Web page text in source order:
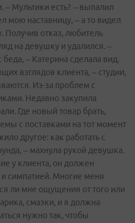
Мультики есть? – выпалил
мою наставницу, – а то видел
Получив отказ, любитель
на девушку и удалился. –
– Катерина сделала вид,
взглядов клиента, – студии,
Из-за проблем с
Недавно закупила
Где новый товар брать,
с поставками на тот момент
другое: как работать с
– махнула рукой девушка.
у клиента, он должен
симпатией. Многие меня
ли мне ощущения от того или
смазки, и я должна
нужно так, чтобы